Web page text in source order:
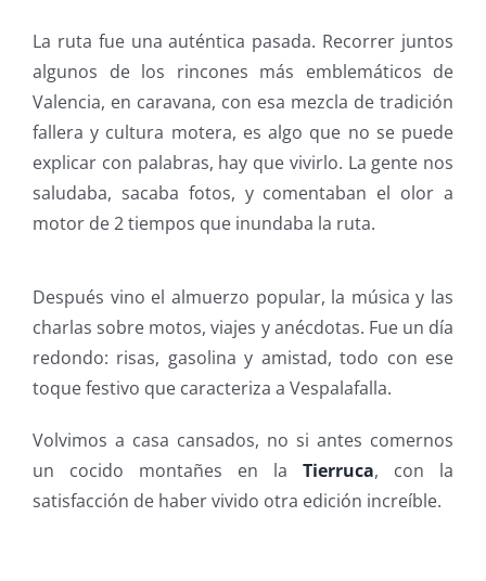
La ruta fue una auténtica pasada. Recorrer juntos
algunos de los rincones más emblemáticos de
Valencia, en caravana, con esa mezcla de tradición
fallera y cultura motera, es algo que no se puede
explicar con palabras, hay que vivirlo. La gente nos
saludaba, sacaba fotos, y comentaban el olor a
motor de 2 tiempos que inundaba la ruta.
Después vino el almuerzo popular, la música y las
charlas sobre motos, viajes y anécdotas. Fue un día
redondo: risas, gasolina y amistad, todo con ese
toque festivo que caracteriza a Vespalafalla.
Volvimos a casa cansados, no si antes comernos
un cocido montañes en la Tierruca, con la
satisfacción de haber vivido otra edición increíble.